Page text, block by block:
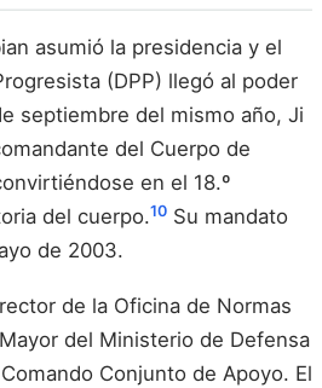
asumió la presidencia y el
(DPP) llegó al poder
septiembre del mismo año, Ji
del Cuerpo de
en el 18.º
del cuerpo.10 Su mandato
de 2003.
de la Oficina de Normas
del Ministerio de Defensa
Conjunto de Apoyo. El